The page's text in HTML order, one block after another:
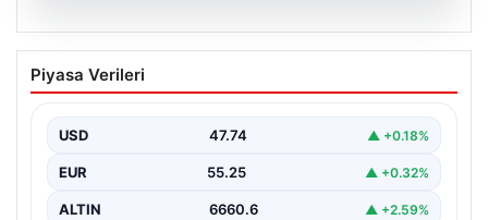
07.08.2026
Manchester United resmen duyurdu!
Altay Bayındır’ın yeni adresi belli oldu
Piyasa Verileri
USD 47.74 ▲ +0.18%
EUR 55.25 ▲ +0.32%
ALTIN 6660.6 ▲ +2.59%